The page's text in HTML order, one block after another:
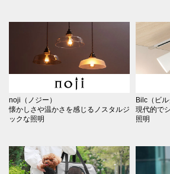
noji（ノジー）
懐かしさや温かさを感じるノスタルジ
ックな照明
Bilc（ビル
現代的で
照明